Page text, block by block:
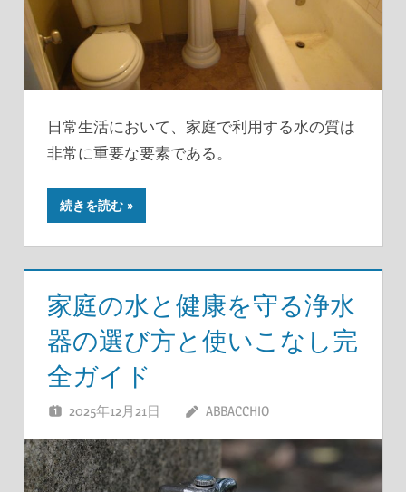
日常生活において、家庭で利用する水の質は
非常に重要な要素である。
続きを読む
家庭の水と健康を守る浄水
器の選び方と使いこなし完
全ガイド
2025年12月21日 ABBACCHIO